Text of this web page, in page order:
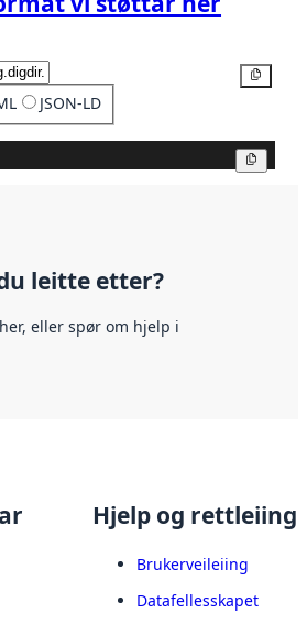
JSON-LD
leitte etter?
eller spør om hjelp i
Hjelp og rettleiing
Brukerveileiing
Datafellesskapet